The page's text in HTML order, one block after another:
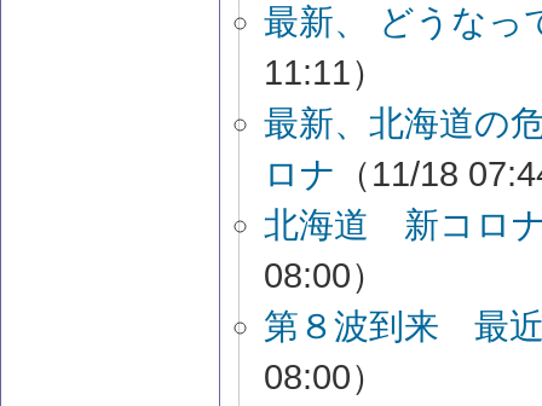
最新、 どうな
11:11）
最新、北海道の
ロナ （11/18
北海道 新コロ
08:00）
第８波到来 最
08:00）